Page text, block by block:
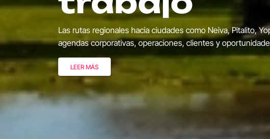
La Feria de las Flores 2026 llenará a Medellín de color,
Desfile de Silleteros, conciertos, exposiciones florales y